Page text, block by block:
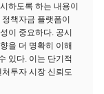
하도록 하는 내용이
책자금 플랫폼이
이 중요하다. 공시
을 더 명확히 이해
있다. 이는 단기적
투자 시장 신뢰도